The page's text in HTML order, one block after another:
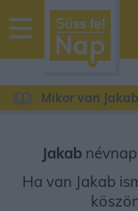
sussfelnap.hu
időjárás
Mikor van
Jakab névnap
Ha van Jakab